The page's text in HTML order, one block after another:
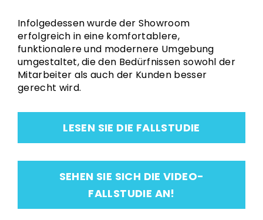
Infolgedessen wurde der Showroom
erfolgreich in eine komfortablere,
funktionalere und modernere Umgebung
umgestaltet, die den Bedürfnissen sowohl der
Mitarbeiter als auch der Kunden besser
gerecht wird.
LESEN SIE DIE FALLSTUDIE
SEHEN SIE SICH DIE VIDEO-
FALLSTUDIE AN!